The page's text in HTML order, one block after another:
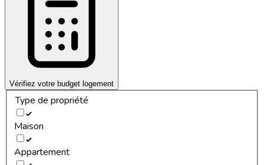
Vérifiez votre budget logement
Type de propriété
Maison
Appartement